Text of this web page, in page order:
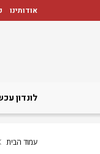
אודותינו
לונדון
עמוד הבית